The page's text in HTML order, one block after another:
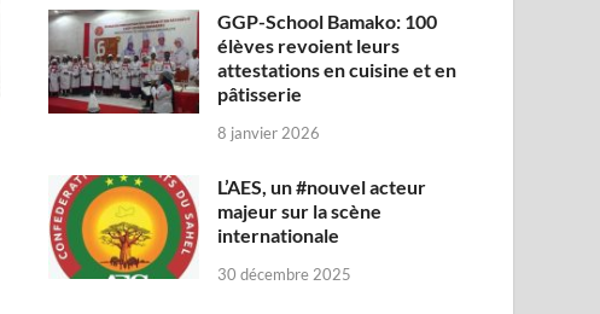
GGP-School Bamako: 100
élèves revoient leurs
attestations en cuisine et en
pâtisserie
8 janvier 2026
L’AES, un #nouvel acteur
majeur sur la scène
internationale
30 décembre 2025